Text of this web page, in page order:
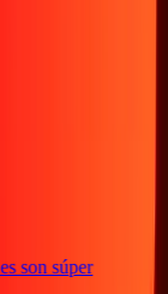
son súper